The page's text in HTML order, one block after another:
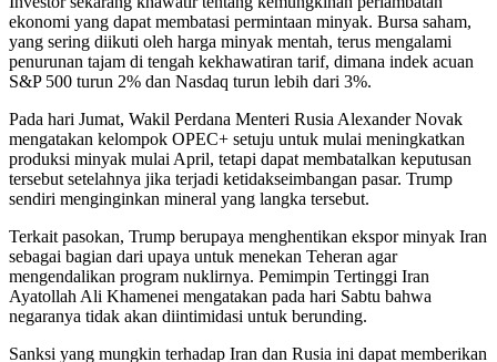
ekonomi yang dapat membatasi permintaan minyak. Bursa saham,
yang sering diikuti oleh harga minyak mentah, terus mengalami
penurunan tajam di tengah kekhawatiran tarif, dimana indek acuan
S&P 500 turun 2% dan Nasdaq turun lebih dari 3%.
Pada hari Jumat, Wakil Perdana Menteri Rusia Alexander Novak
mengatakan kelompok OPEC+ setuju untuk mulai meningkatkan
produksi minyak mulai April, tetapi dapat membatalkan keputusan
tersebut setelahnya jika terjadi ketidakseimbangan pasar. Trump
sendiri menginginkan mineral yang langka tersebut.
Terkait pasokan, Trump berupaya menghentikan ekspor minyak Iran
sebagai bagian dari upaya untuk menekan Teheran agar
mengendalikan program nuklirnya. Pemimpin Tertinggi Iran
Ayatollah Ali Khamenei mengatakan pada hari Sabtu bahwa
negaranya tidak akan diintimidasi untuk berunding.
Sanksi yang mungkin terhadap Iran dan Rusia ini dapat memberikan